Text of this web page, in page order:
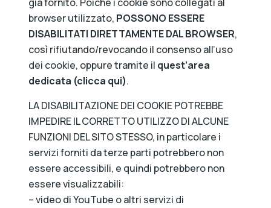
browser utilizzato, POSSONO ESSERE
DISABILITATI DIRETTAMENTE DAL BROWSER,
così rifiutando/revocando il consenso all’uso
dei cookie, oppure tramite il quest’area
dedicata (clicca qui).
LA DISABILITAZIONE DEI COOKIE POTREBBE
IMPEDIRE IL CORRETTO UTILIZZO DI ALCUNE
FUNZIONI DEL SITO STESSO, in particolare i
servizi forniti da terze parti potrebbero non
essere accessibili, e quindi potrebbero non
essere visualizzabili:
– video di YouTube o altri servizi di